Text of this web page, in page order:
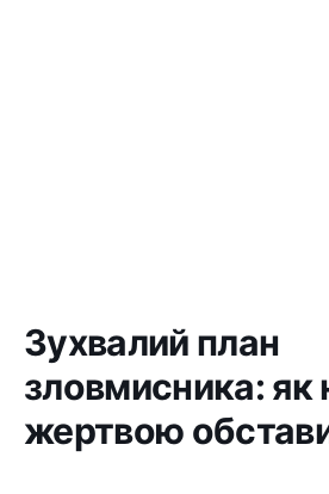
Зухвалий план
зловмисника: як
жертвою